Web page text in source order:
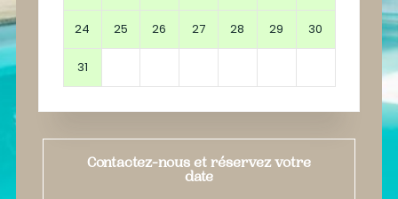
24 25 26 27 28 29 30
31
Contactez-nous et réservez votre
date